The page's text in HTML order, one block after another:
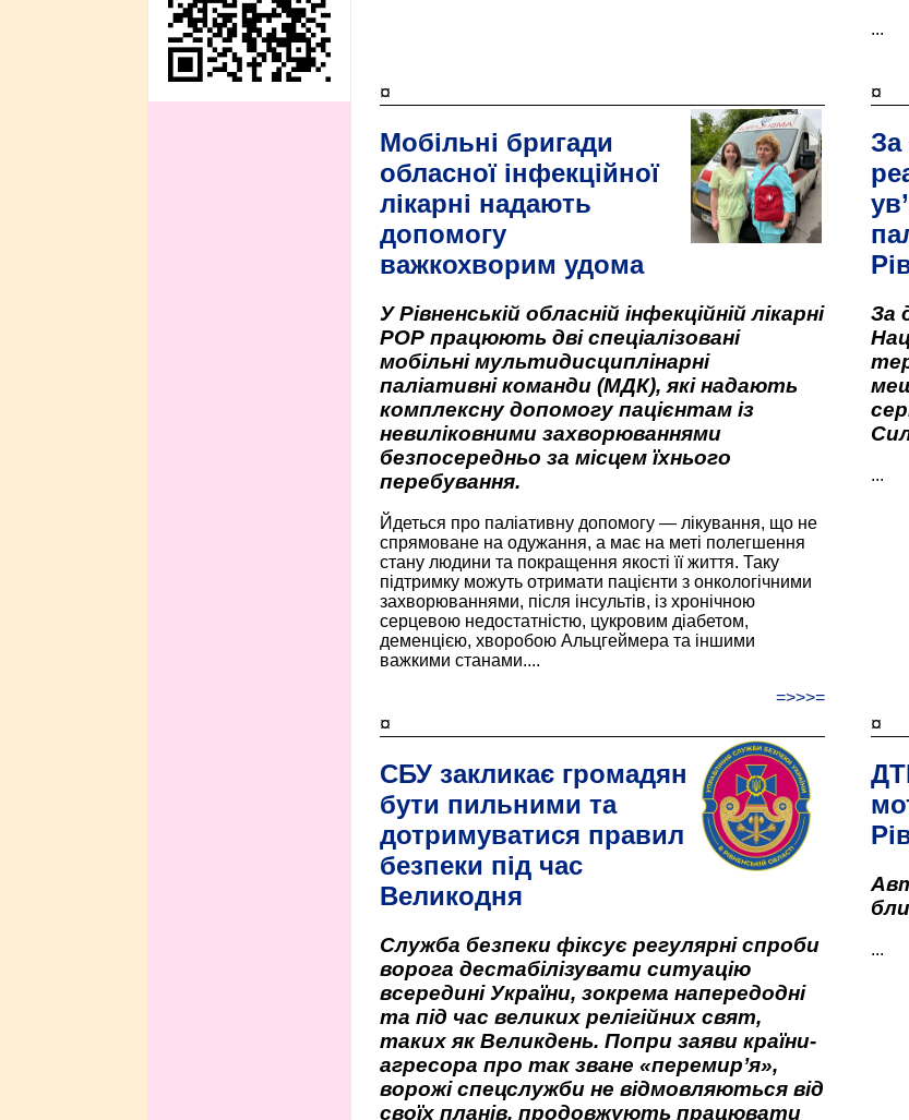
...
¤
Мобільні бригади
обласної інфекційної
лікарні надають
допомогу
важкохворим удома
У Рівненській обласній інфекційній лікарні
РОР працюють дві спеціалізовані
мобільні мультидисциплінарні
паліативні команди (МДК), які надають
комплексну допомогу пацієнтам із
невиліковними захворюваннями
безпосередньо за місцем їхнього
перебування.
Йдеться про паліативну допомогу — лікування, що не
спрямоване на одужання, а має на меті полегшення
стану людини та покращення якості її життя. Таку
підтримку можуть отримати пацієнти з онкологічними
захворюваннями, після інсультів, із хронічною
серцевою недостатністю, цукровим діабетом,
деменцією, хворобою Альцгеймера та іншими
важкими станами....
=>>>=
¤
За
За
...
¤
СБУ закликає громадян
бути пильними та
дотримуватися правил
безпеки під час
Великодня
Служба безпеки фіксує регулярні спроби
ворога дестабілізувати ситуацію
всередині України, зокрема напередодні
та під час великих релігійних свят,
таких як Великдень. Попри заяви країни-
агресора про так зване «перемир’я»,
ворожі спецслужби не відмовляються від
своїх планів, продовжують працювати
¤
...